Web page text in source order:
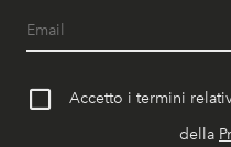
Accetto i termini
della